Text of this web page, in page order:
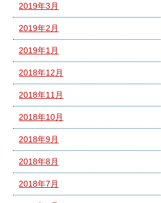
2019年3月
2019年2月
2019年1月
2018年12月
2018年11月
2018年10月
2018年9月
2018年8月
2018年7月